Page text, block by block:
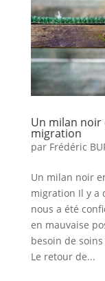
Un milan
migration
par Frédéric
Un milan noir
migration Il y a
nous a été
en mauvaise
besoin de
Le retour de...